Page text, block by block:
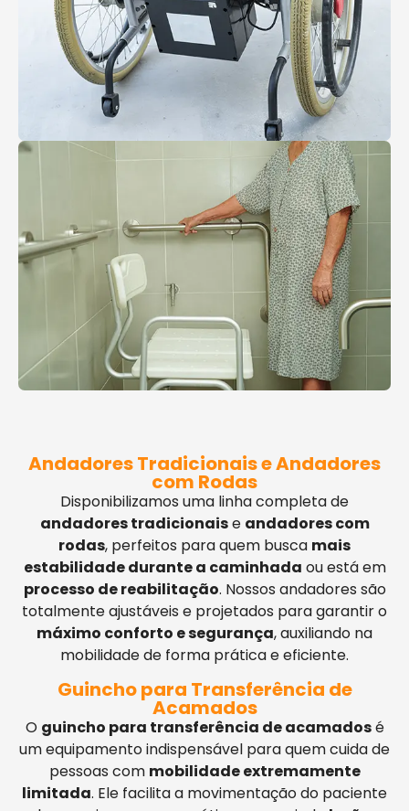
Andadores Tradicionais e Andadores
com Rodas
Disponibilizamos uma linha completa de
andadores tradicionaise andadores com
rodas, perfeitos para quem busca mais
estabilidade durante a caminhada ou está em
processo de reabilitação. Nossos andadores são
totalmente ajustáveis e projetados para garantir o
máximo conforto e segurança, auxiliando na
mobilidade de forma prática e eficiente.
Guincho para Transferência de
Acamados
O guincho para transferência de acamadosé
um equipamento indispensável para quem cuida de
pessoas com mobilidade extremamente
limitada. Ele facilita a movimentação do paciente